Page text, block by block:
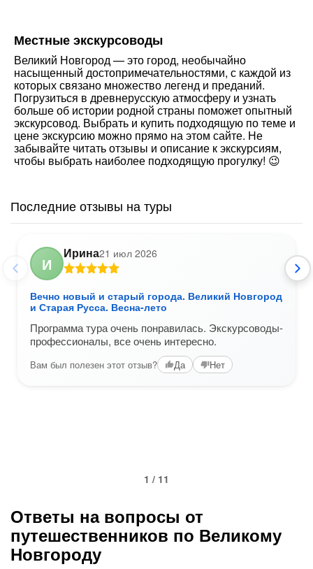
Местные экскурсоводы
Великий Новгород — это город, необычайно
насыщенный достопримечательностями, с каждой из
которых связано множество легенд и преданий.
Погрузиться в древнерусскую атмосферу и узнать
больше об истории родной страны поможет опытный
экскурсовод. Выбрать и купить подходящую по теме и
цене экскурсию можно прямо на этом сайте. Не
забывайте читать отзывы и описание к экскурсиям,
чтобы выбрать наиболее подходящую прогулку! 😉
Последние отзывы на туры
И
Ирина21 июл 2026
Вечно новый и старый города. Великий Новгород
и Старая Русса. Весна-лето
Программа тура очень понравилась. Экскурсоводы-
профессионалы, все очень интересно.
Вам был полезен этот отзыв? Да Нет
1 / 11
Ответы на вопросы от
путешественников по Великому
Новгороду